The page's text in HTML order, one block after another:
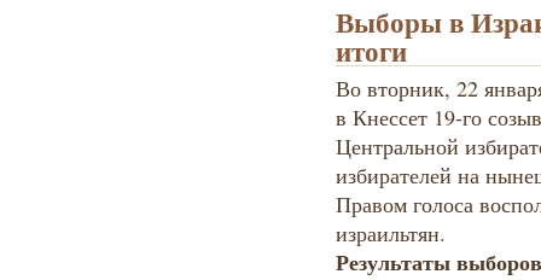
Выборы в
итоги
Во вторник, 22
в Кнессет 19-го
Центральной
избирателей на
Правом голоса
израильтян.
Результаты